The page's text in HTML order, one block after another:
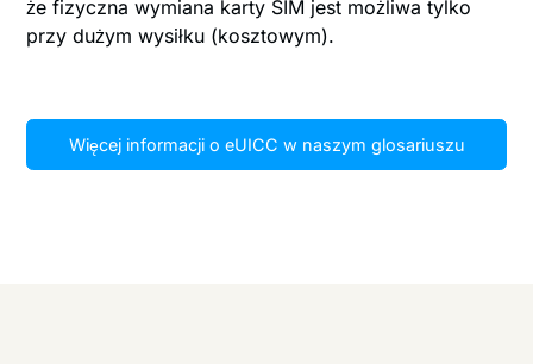
że fizyczna wymiana karty SIM jest możliwa tylko
przy dużym wysiłku (kosztowym).
Więcej informacji o eUICC w naszym glosariuszu